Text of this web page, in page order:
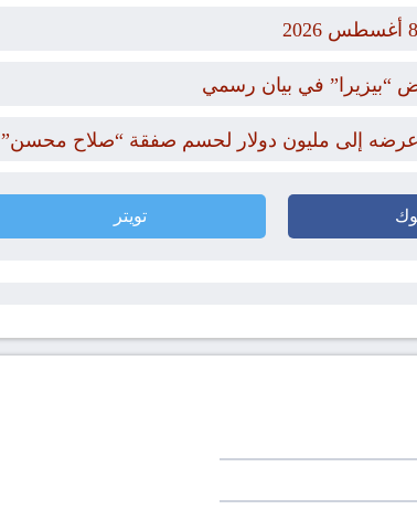
“بيزيرا” في بيان رسمي
عرضه إلى مليون دولار لحسم صفقة “صلاح محسن”
تويتر